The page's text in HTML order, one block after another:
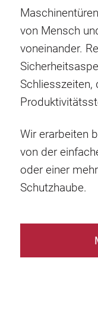
von Mensch
voneinander.
Schliesszeiten,
Wir erarbeiten
von der
oder einer
Schutzhaube.